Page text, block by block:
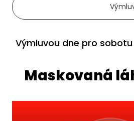
Výmluvou dne pro
Maskovaná